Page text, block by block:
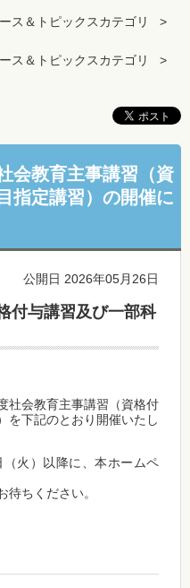
ス＆トピックスカテゴリ
ス＆トピックスカテゴリ
会教育主事講習（資
指定講習）の開催に
公開日 2026年05月26日
付与講習及び一部科
社会教育主事講習（資格付
を下記のとおり開催いたし
火）以降に、本ホームペ
ちください。